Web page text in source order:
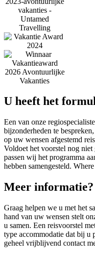
U heeft het
Een van onze
bijzonderheden te
op uw wensen afgestemd
Voldoet het voorstel nog
passen wij het programma
hebben samengesteld.
Meer informatie?
Graag helpen we u met het
hand van uw wensen stelt
u samen. Een reisvoorstel
type accommodatie dat bij u
geheel vrijblijvend contact